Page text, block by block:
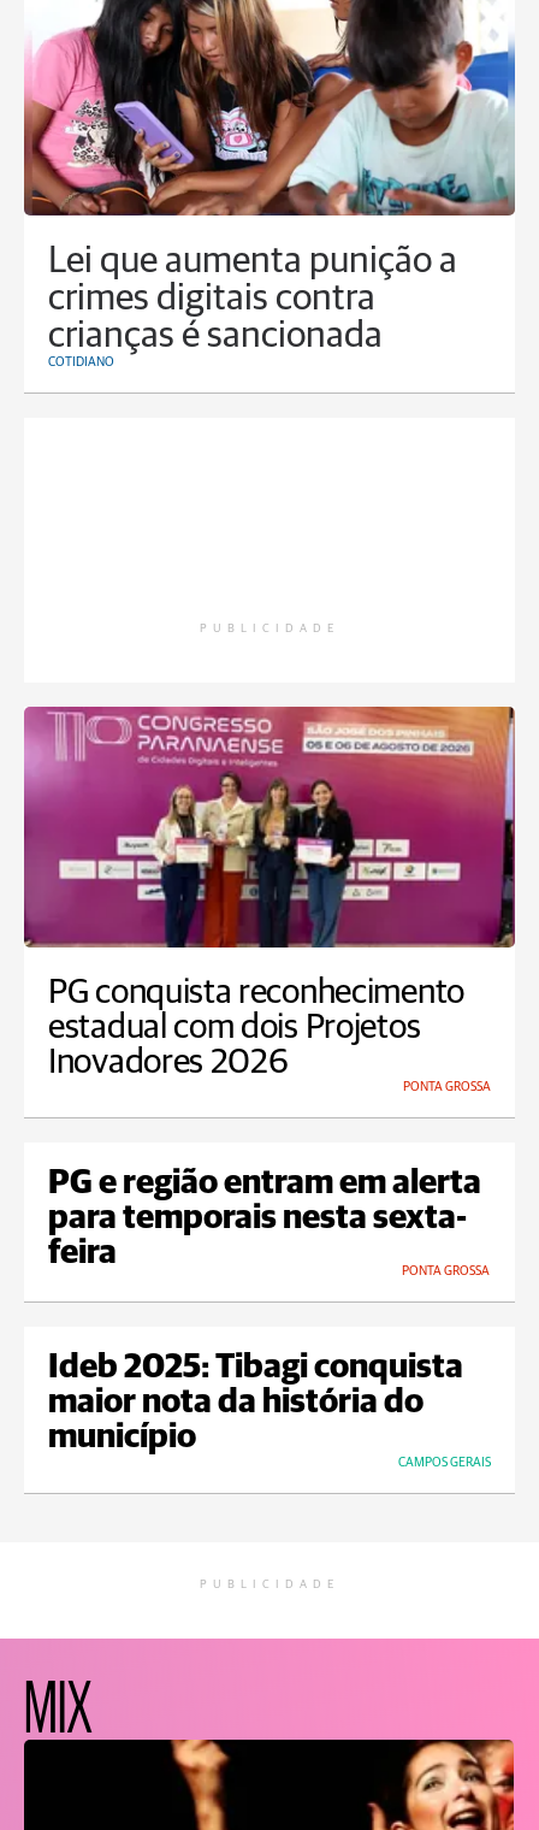
Lei que aumenta punição a
crimes digitais contra
crianças é sancionada
COTIDIANO
PUBLICIDADE
PG conquista reconhecimento
estadual com dois Projetos
Inovadores 2026
PONTA GROSSA
PG e região entram em alerta
para temporais nesta sexta-
feira
PONTA GROSSA
Ideb 2025: Tibagi conquista
maior nota da história do
município
CAMPOS GERAIS
PUBLICIDADE
MIX